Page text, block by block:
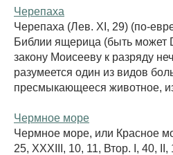
Черепаха
Черепаха (Лев. XI, 29) (по-
Библии ящерица (быть может
закону Моисееву к разряду
разумеется один из видов
пресмыкающееся животное,
Чермное море
Чермное море, или Красное
25, ХХХIII, 10, 11, Втор. I, 40,